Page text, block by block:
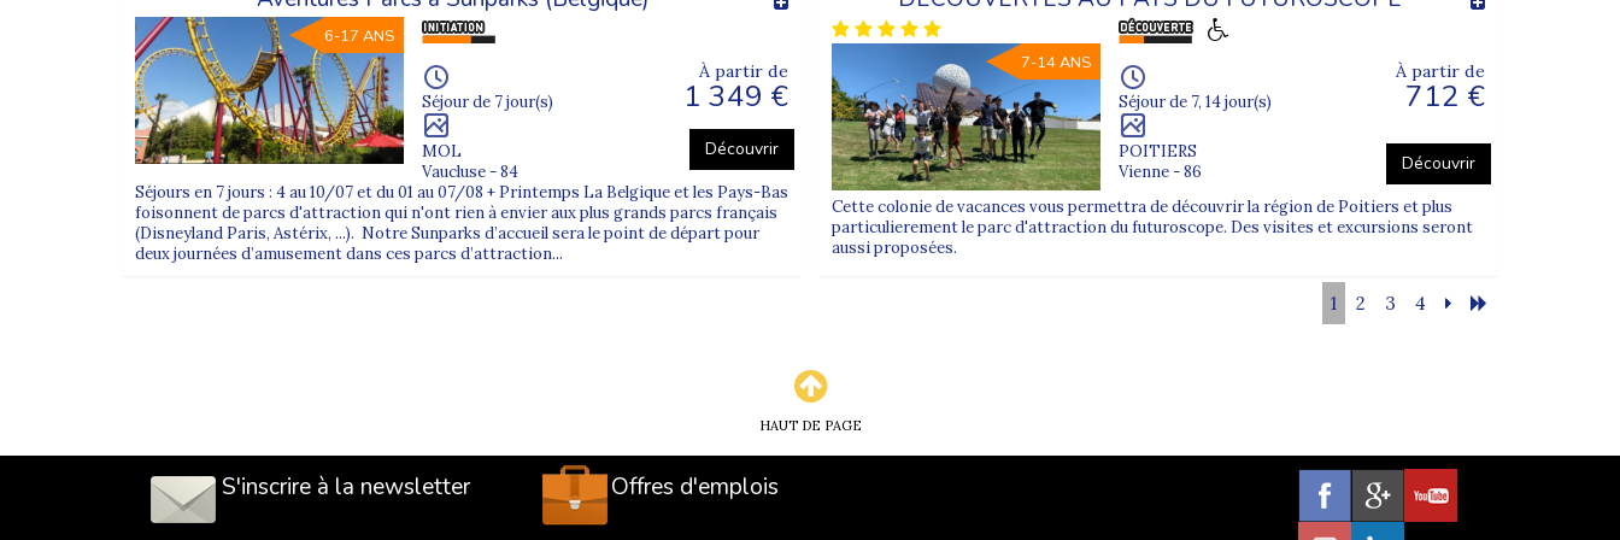
6-17 ANS
Séjour de 7 jour(s)
MOL
Vaucluse - 84
À partir de
1 349 €
Découvrir
Séjours en 7 jours : 4 au 10/07 et du 01 au 07/08 + Printemps La Belgique et les Pays-Bas
foisonnent de parcs d'attraction qui n'ont rien à envier aux plus grands parcs français
(Disneyland Paris, Astérix, ...). Notre Sunparks d’accueil sera le point de départ pour
deux journées d’amusement dans ces parcs d’attraction...
7-14 ANS
Séjour de 7, 14 jour(s)
POITIERS
Vienne - 86
À partir de
712 €
Découvrir
Cette colonie de vacances vous permettra de découvrir la région de Poitiers et plus
particulierement le parc d'attraction du futuroscope. Des visites et excursions seront
aussi proposées.
1 2 3 4
HAUT DE PAGE
S'inscrire à la newsletter Offres d'emplois